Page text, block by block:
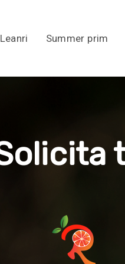
Leanri Summer prim